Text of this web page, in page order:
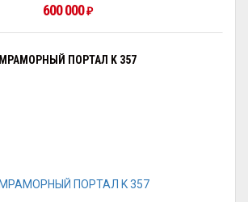
600 000 ₽
МРАМОРНЫЙ ПОРТАЛ K 357